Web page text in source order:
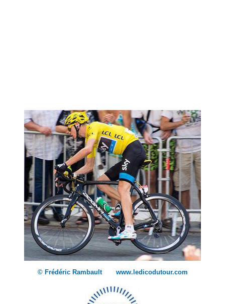
© Frédéric Rambault www.ledicodutour.com